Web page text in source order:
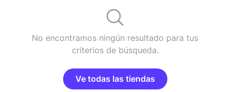
No encontramos ningún resultado para tus
criterios de búsqueda.
Ve todas las tiendas